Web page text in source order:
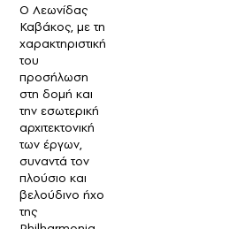
Ο Λεωνίδας
Καβάκος, με τη
χαρακτηριστική
του
προσήλωση
στη δομή και
την εσωτερική
αρχιτεκτονική
των έργων,
συναντά τον
πλούσιο και
βελούδινο ήχο
της